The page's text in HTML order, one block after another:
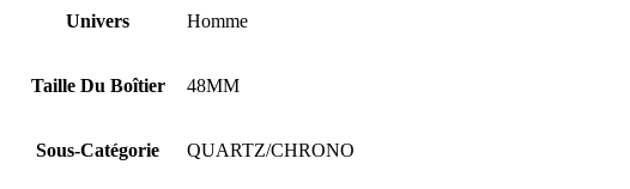
Univers Homme
Taille Du Boîtier 48MM
Sous-Catégorie QUARTZ/CHRONO